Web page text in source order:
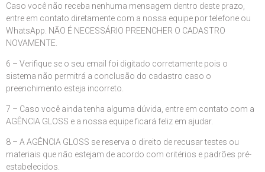
Caso você não receba nenhuma mensagem dentro deste prazo,
entre em contato diretamente com a nossa equipe por telefone ou
WhatsApp. NÃO É NECESSÁRIO PREENCHER O CADASTRO
NOVAMENTE.
6 – Verifique se o seu email foi digitado corretamente pois o
sistema não permitrá a conclusão do cadastro caso o
preenchimento esteja incorreto.
7 – Caso você ainda tenha alguma dúvida, entre em contato com a
AGÊNCIA GLOSS e a nossa equipe ficará feliz em ajudar.
8 – A AGÊNCIA GLOSS se reserva o direito de recusar testes ou
materiais que não estejam de acordo com critérios e padrões pré-
estabelecidos.